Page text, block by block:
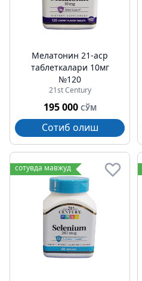
Мелатонин 21-аср
таблеткалари 10мг
№120
21st Century
195 000 СЎМ
Сотиб олиш
сотувда мавжуд